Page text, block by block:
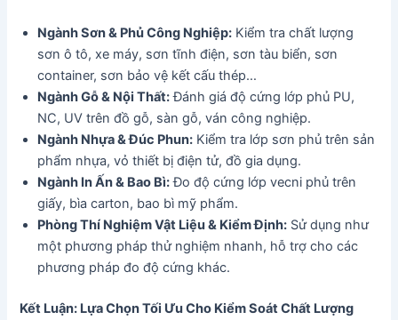
Ngành Sơn & Phủ Công Nghiệp: Kiểm tra chất lượng
sơn ô tô, xe máy, sơn tĩnh điện, sơn tàu biển, sơn
container, sơn bảo vệ kết cấu thép…
Ngành Gỗ & Nội Thất:Đánh giá độ cứng lớp phủ PU,
NC, UV trên đồ gỗ, sàn gỗ, ván công nghiệp.
Ngành Nhựa & Đúc Phun: Kiểm tra lớp sơn phủ trên sản
phẩm nhựa, vỏ thiết bị điện tử, đồ gia dụng.
Ngành In Ấn & Bao Bì:Đo độ cứng lớp vecni phủ trên
giấy, bìa carton, bao bì mỹ phẩm.
Phòng Thí Nghiệm Vật Liệu & Kiểm Định: Sử dụng như
một phương pháp thử nghiệm nhanh, hỗ trợ cho các
phương pháp đo độ cứng khác.
Kết Luận: Lựa Chọn Tối Ưu Cho Kiểm Soát Chất Lượng